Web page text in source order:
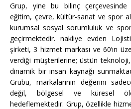
Grup, yine bu bilinç
eğitim, çevre, kültür-sanat ve spor
kurumsal sosyal sorumluluk ve
geçirmektedir. nakliye evden
şirketi, 3 hizmet markası ve 60’ın
verdiği müşterilerine; üstün
dinamik bir insan kaynağı
Grubu, markalarının değerini
değil, bölgesel ve küresel
hedeflemektedir. Grup, özellikle